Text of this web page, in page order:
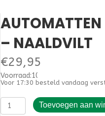
– NAALDVILT
€29,95
Voorraad:10
Voor 17:30 besteld vandaag
Automatten
Ford
Toevoegen aan